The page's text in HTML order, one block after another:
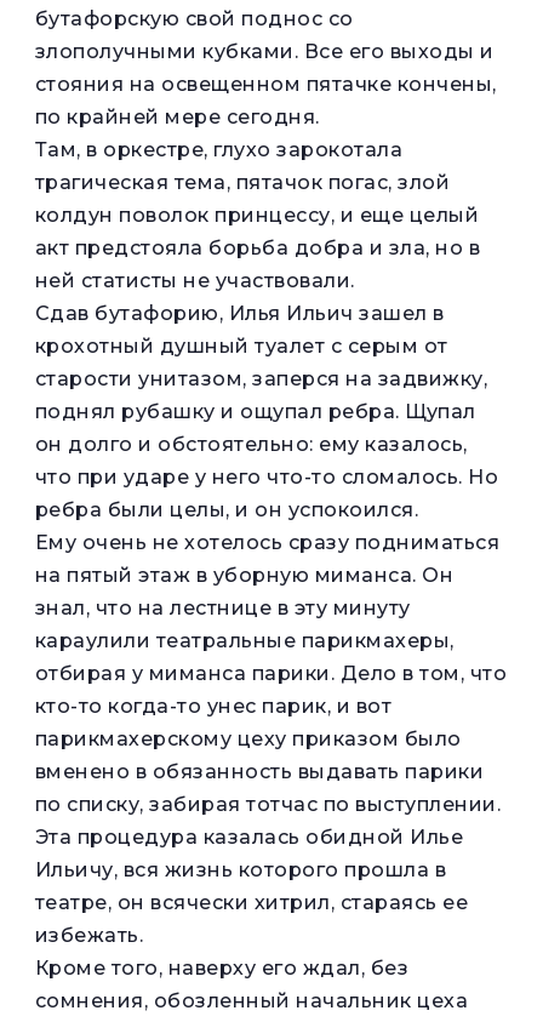
бутафорскую свой поднос со
злополучными кубками. Все его выходы и
стояния на освещенном пятачке кончены,
по крайней мере сегодня.
Там, в оркестре, глухо зарокотала
трагическая тема, пятачок погас, злой
колдун поволок принцессу, и еще целый
акт предстояла борьба добра и зла, но в
ней статисты не участвовали.
Сдав бутафорию, Илья Ильич зашел в
крохотный душный туалет с серым от
старости унитазом, заперся на задвижку,
поднял рубашку и ощупал ребра. Щупал
он долго и обстоятельно: ему казалось,
что при ударе у него что-то сломалось. Но
ребра были целы, и он успокоился.
Ему очень не хотелось сразу подниматься
на пятый этаж в уборную миманса. Он
знал, что на лестнице в эту минуту
караулили театральные парикмахеры,
отбирая у миманса парики. Дело в том, что
кто-то когда-то унес парик, и вот
парикмахерскому цеху приказом было
вменено в обязанность выдавать парики
по списку, забирая тотчас по выступлении.
Эта процедура казалась обидной Илье
Ильичу, вся жизнь которого прошла в
театре, он всячески хитрил, стараясь ее
избежать.
Кроме того, наверху его ждал, без
сомнения, обозленный начальник цеха